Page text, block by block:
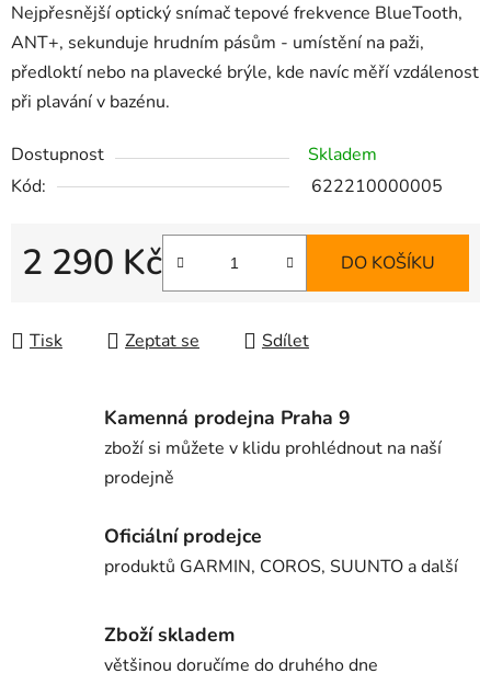
Nejpřesnější optický snímač tepové frekvence BlueTooth,
ANT+, sekunduje hrudním pásům - umístění na paži,
předloktí nebo na plavecké brýle, kde navíc měří vzdálenost
při plavání v bazénu.
Dostupnost
Skladem
Kód:
622210000005
2 290 Kč DO KOŠÍKU
Tisk Zeptat se Sdílet
Kamenná prodejna Praha 9
zboží si můžete v klidu prohlédnout na naší
prodejně
Oficiální prodejce
produktů GARMIN, COROS, SUUNTO a další
Zboží skladem
většinou doručíme do druhého dne